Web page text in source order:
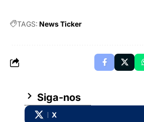
TAGS: News Ticker
Siga-nos
X